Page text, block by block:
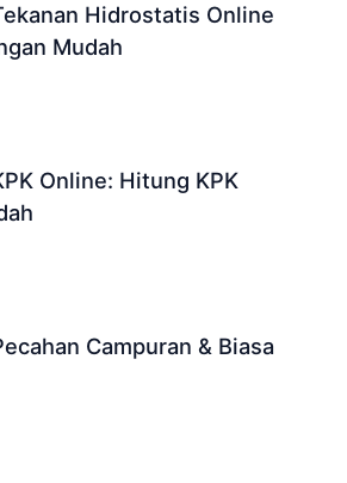
Hidrostatis Online
Mudah
Online: Hitung KPK
Campuran & Biasa